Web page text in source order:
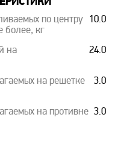
по центру
более, кг
10.0
на
24.0
на решетке
3.0
на противне 3.0